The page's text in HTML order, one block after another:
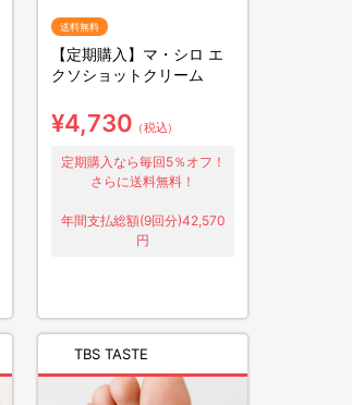
送料無料
【定期購入】マ・シロ エ
クソショットクリーム
¥4,730 （税込）
定期購入なら毎回5％オフ！
さらに送料無料！
年間支払総額(9回分)42,570
円
TBS TASTE